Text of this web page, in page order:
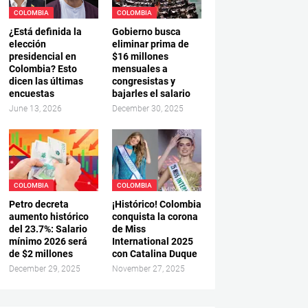
COLOMBIA
¿Está definida la
elección
presidencial en
Colombia? Esto
dicen las últimas
encuestas
June 13, 2026
COLOMBIA
Gobierno busca
eliminar prima de
$16 millones
mensuales a
congresistas y
bajarles el salario
December 30, 2025
COLOMBIA
Petro decreta
aumento histórico
del 23.7%: Salario
mínimo 2026 será
de $2 millones
December 29, 2025
COLOMBIA
¡Histórico! Colombia
conquista la corona
de Miss
International 2025
con Catalina Duque
November 27, 2025